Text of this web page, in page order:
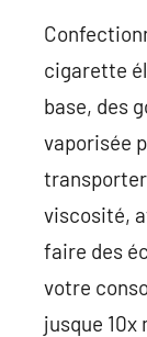
cigarette
base, des
vaporisée
viscosité,
faire des
votre
jusque 10x